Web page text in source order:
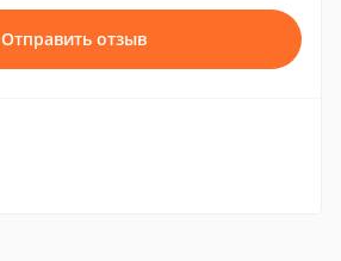
Отправить отзыв